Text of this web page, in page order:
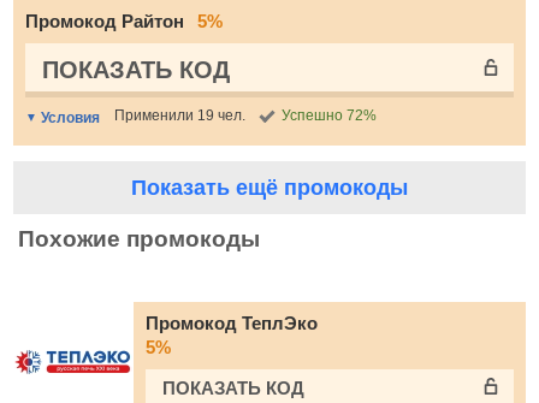
Промокод Райтон 5%
ПОКАЗАТЬ КОД
Условия Применили 19 чел. Успешно 72%
Показать ещё промокоды
Похожие промокоды
Промокод ТеплЭко
5%
ПОКАЗАТЬ КОД